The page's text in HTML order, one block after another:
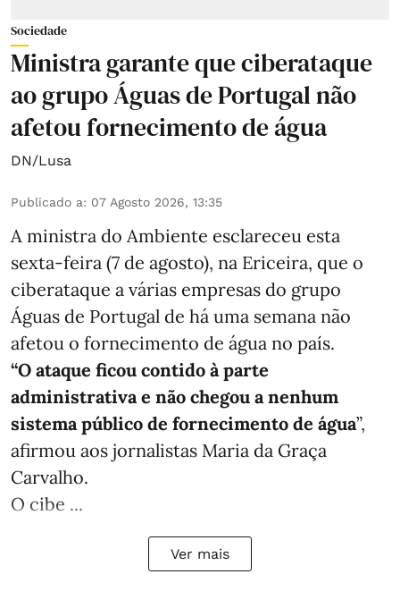
Sociedade
Ministra garante que ciberataque
ao grupo Águas de Portugal não
afetou fornecimento de água
DN/Lusa
Publicado a: 07 Agosto 2026, 13:35
A ministra do Ambiente esclareceu esta
sexta-feira (7 de agosto), na Ericeira, que o
ciberataque a várias empresas do grupo
Águas de Portugal de há uma semana não
afetou o fornecimento de água no país.
“O ataque ficou contido à parte
administrativa e não chegou a nenhum
sistema público de fornecimento de água”,
afirmou aos jornalistas Maria da Graça
Carvalho.
O cibe ...
Ver mais